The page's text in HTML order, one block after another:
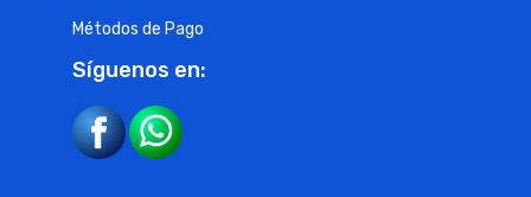
Métodos de Pago
Síguenos en: